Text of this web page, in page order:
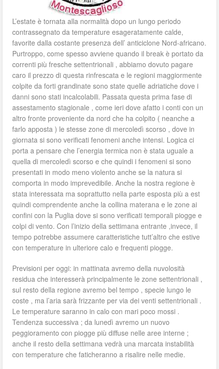
L’estate è tornata alla normalità dopo un lungo periodo
contrassegnato da temperature esageratamente calde,
favorite dalla costante presenza dell’ anticiclone Nord-africano.
Purtroppo, come spesso avviene quando il break è portato da
correnti più fresche settentrionali , abbiamo dovuto pagare
caro il prezzo di questa rinfrescata e le regioni maggiormente
colpite da forti grandinate sono state quelle adriatiche dove i
danni sono stati incalcolabili. Passata questa prima fase di
assestamento stagionale , come ieri dove afatto i conti con un
altro fronte proveniente da nord che ha colpito ( neanche a
farlo apposta ) le stesse zone di mercoledì scorso , dove in
giornata si sono verificati fenomeni anche intensi. Logica ci
porta a pensare che l’energia termica non è stata uguale a
quella di mercoledì scorso e che quindi i fenomeni si sono
presentati in modo meno violento anche se la natura si
comporta in modo imprevedibile. Anche la nostra regione è
stata interessata ma soprattutto nella parte esposta più a est
quindi comprendente anche la collina materana e le zone ai
confini con la Puglia dove si sono verificati temporali piogge e
colpi di vento. Con l’inizio della settimana entrante ,invece, il
tempo potrebbe assumere caratteristiche tutt’altro che estive
con temperature in ulteriore calo e frequenti piogge.
Previsioni per oggi: in mattinata avremo della nuvolosità
residua che interesserà principalmente le zone settentrionali ,
sul resto della regione avremo bel tempo , specie lungo le
coste , ma l’aria sarà frizzante per via dei venti settentrionali .
Le temperature saranno in calo con mari poco mossi .
Tendenza successiva ; da lunedì avremo un nuovo
peggioramento con piogge più diffuse nelle aree interne ;
anche il resto della settimana vedrà una marcata instabilità
con temperature che faticheranno a risalire nelle medie.